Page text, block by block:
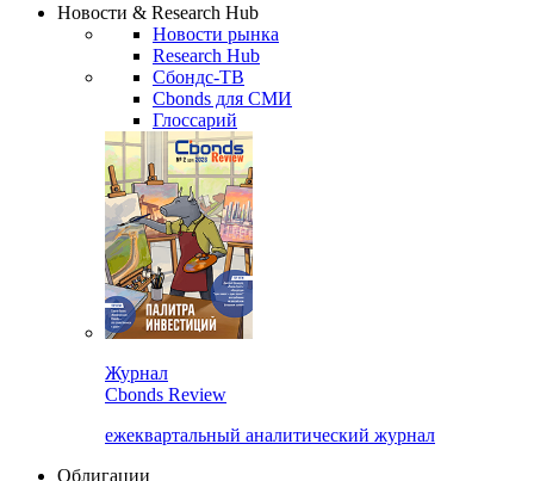
Новости & Research Hub
Новости рынка
Research Hub
Сбондс-ТВ
Cbonds для СМИ
Глоссарий
Журнал
Cbonds Review
ежеквартальный аналитический журнал
Облигации